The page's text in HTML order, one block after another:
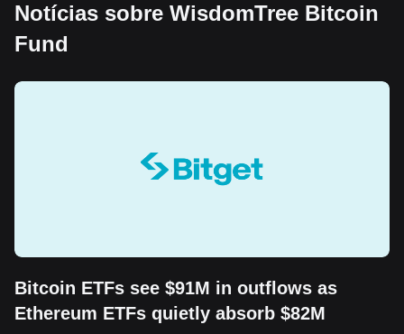
Notícias sobre WisdomTree Bitcoin
Fund
Bitcoin ETFs see $91M in outflows as
Ethereum ETFs quietly absorb $82M